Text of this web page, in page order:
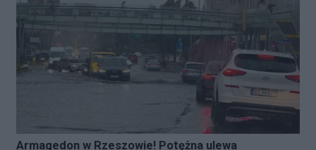
Armagedon w Rzeszowie! Potężna ulewa